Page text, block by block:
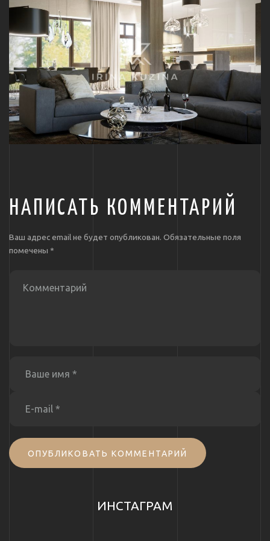
НАПИСАТЬ КОММЕНТАРИЙ
Ваш адрес email не будет опубликован. Обязательные поля
помечены *
ОПУБЛИКОВАТЬ КОММЕНТАРИЙ
ИНСТАГРАМ